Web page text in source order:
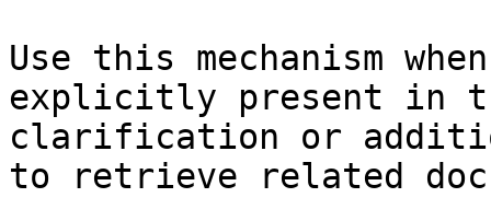
Use this mechanism
explicitly present in
clarification or